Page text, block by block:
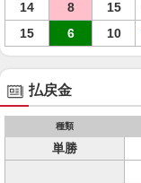
14
8 15
15
6 10
払戻金
種類
単勝